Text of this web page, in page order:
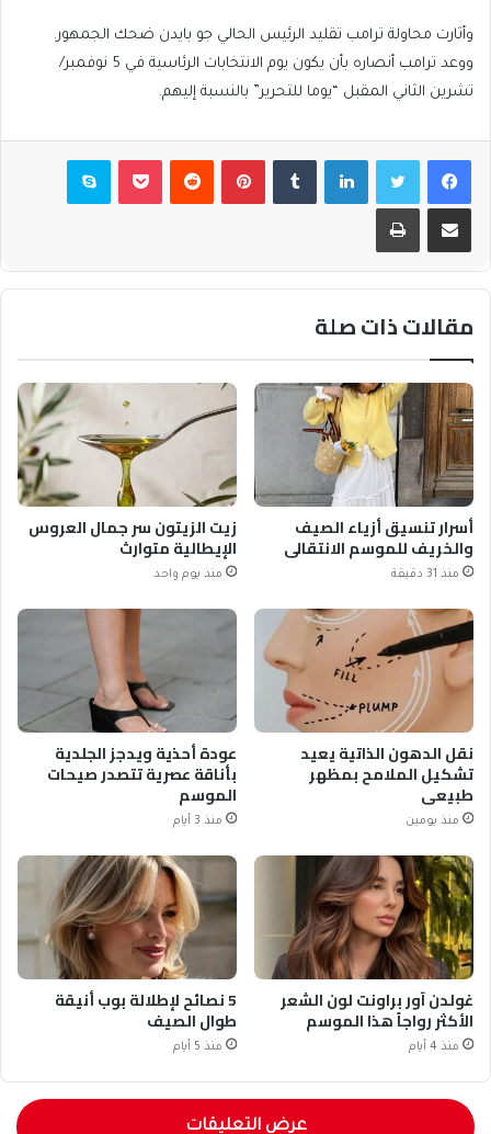
وأثارت محاولة ترامب تقليد الرئيس الحالي جو بايدن ضحك الجمهور.
ووعد ترامب أنصاره بأن يكون يوم الانتخابات الرئاسية في 5 نوفمبر/
تشرين الثاني المقبل “يوما للتحرير” بالنسبة إليهم.
فيسبوكتويتر لينكدإن بينتيريست بوكيت سكايب
مشاركة عبر البريد طباعة
مقالات ذات صلة
أسرار تنسيق أزياء الصيف
والخريف للموسم الانتقالي
منذ 31 دقيقة
زيت الزيتون سر جمال العروس
الإيطالية متوارث
منذ يوم واحد
نقل الدهون الذاتية يعيد
تشكيل الملامح بمظهر
طبيعي
منذ يومين
عودة أحذية ويدجز الجلدية
بأناقة عصرية تتصدر صيحات
الموسم
منذ 3 أيام
غولدن آور براونت لون الشعر
الأكثر رواجاً هذا الموسم
منذ 4 أيام
5 نصائح لإطلالة بوب أنيقة
طوال الصيف
منذ 5 أيام
عرض التعليقات